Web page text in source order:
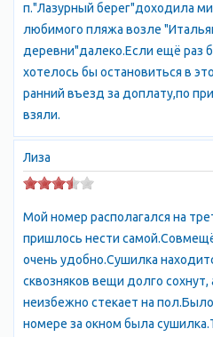
заселявшиеся с древних
обитателях разных
человека эпохи неолита (8 -3
Петринской яйле, в урочище
С 8 века до н. э. по 4 век н. э . в
тавров. С ними связано немало
берегу Крыма археологами было
остатков таврийских крепостей
были найдены на горе
километрах от Алупки, и на
Постепенно население южного
свою изолированность. В 1 веке
завладели римляне. В эпоху
п."Лазурный берег"доходила
любимого пляжа возле
деревни"далеко.Если ещё раз
хотелось бы остановиться в
ранний въезд за доплату,по
взяли.
Лиза
Мой номер располагался на
пришлось нести
очень удобно.Сушилка
сквозняков вещи долго сохнут,
неизбежно стекает на
номере за окном была